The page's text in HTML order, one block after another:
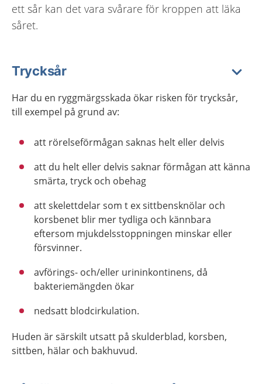
ett sår kan det vara svårare för kroppen att läka
såret.
Trycksår
Har du en ryggmärgsskada ökar risken för trycksår,
till exempel på grund av:
att rörelseförmågan saknas helt eller delvis
att du helt eller delvis saknar förmågan att känna
smärta, tryck och obehag
att skelettdelar som t ex sittbensknölar och
korsbenet blir mer tydliga och kännbara
eftersom mjukdelsstoppningen minskar eller
försvinner.
avförings- och/eller urininkontinens, då
bakteriemängden ökar
nedsatt blodcirkulation.
Huden är särskilt utsatt på skulderblad, korsben,
sittben, hälar och bakhuvud.